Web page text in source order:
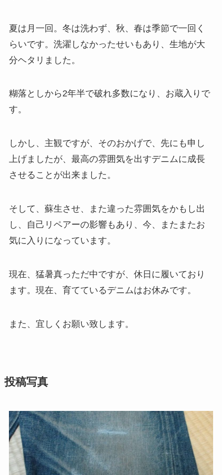
夏は月一回。冬は洗わず、秋、春は季節で一回く
らいです。洗濯しなかったせいもあり、生地が大
分ヘタリました。
糊落としから2年半で破れ多数になり、お蔵入りで
す。
しかし、主観ですが、そのおかげで、先にも申し
上げましたが、最高の雰囲気を出すデニムに成長
させることが出来ました。
そして、蘇生させ、また違った雰囲気をかもし出
し、自己リペアーの影響もあり、今、またまたお
気に入りになっています。
現在、猛暑真っただ中ですが、休日に履いており
ます。現在、育てているデニムはお休みです。
また、宜しくお願い致します。
投稿写真